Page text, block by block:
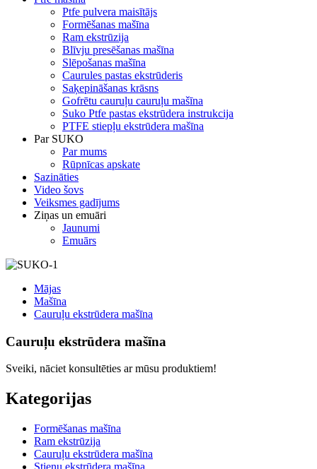
Ptfe pulvera maisītājs
Formēšanas mašīna
Ram ekstrūzija
Blīvju presēšanas mašīna
Slēpošanas mašīna
Caurules pastas ekstrūderis
Saķepināšanas krāsns
Gofrētu cauruļu cauruļu mašīna
Suko Ptfe pastas ekstrūdera instrukcija
PTFE stiepļu ekstrūdera mašīna
Par SUKO
Par mums
Rūpnīcas apskate
Sazināties
Video šovs
Veiksmes gadījums
Ziņas un emuāri
Jaunumi
Emuārs
Mājas
Mašīna
Cauruļu ekstrūdera mašīna
Cauruļu ekstrūdera mašīna
Sveiki, nāciet konsultēties ar mūsu produktiem!
Kategorijas
Formēšanas mašīna
Ram ekstrūzija
Cauruļu ekstrūdera mašīna